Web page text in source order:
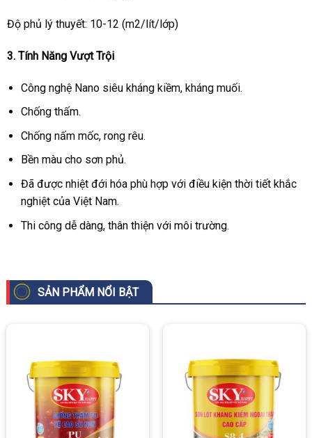
Độ phủ lý thuyết: 10-12 (m2/lít/lớp)
3. Tính Năng Vượt Trội
Công nghệ Nano siêu kháng kiềm, kháng muối.
Chống thấm.
Chống nấm mốc, rong rêu.
Bền màu cho sơn phủ.
Đã được nhiệt đới hóa phù hợp với điều kiện thời tiết khắc
nghiệt của Việt Nam.
Thi công dễ dàng, thân thiện với môi trường.
SẢN PHẨM NỔI BẬT